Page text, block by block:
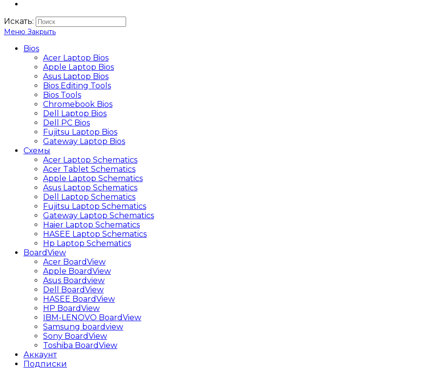
Искать:
Меню Закрыть
Bios
Acer Laptop Bios
Apple Laptop Bios
Asus Laptop Bios
Bios Editing Tools
Bios Tools
Chromebook Bios
Dell Laptop Bios
Dell PC Bios
Fujitsu Laptop Bios
Gateway Laptop Bios
Схемы
Acer Laptop Schematics
Acer Tablet Schematics
Apple Laptop Schematics
Asus Laptop Schematics
Dell Laptop Schematics
Fujitsu Laptop Schematics
Gateway Laptop Schematics
Haier Laptop Schematics
HASEE Laptop Schematics
Hp Laptop Schematics
BoardView
Acer BoardView
Apple BoardView
Asus Boardview
Dell BoardView
HASEE BoardView
HP BoardView
IBM-LENOVO BoardView
Samsung boardview
Sony BoardView
Toshiba BoardView
Аккаунт
Подписки